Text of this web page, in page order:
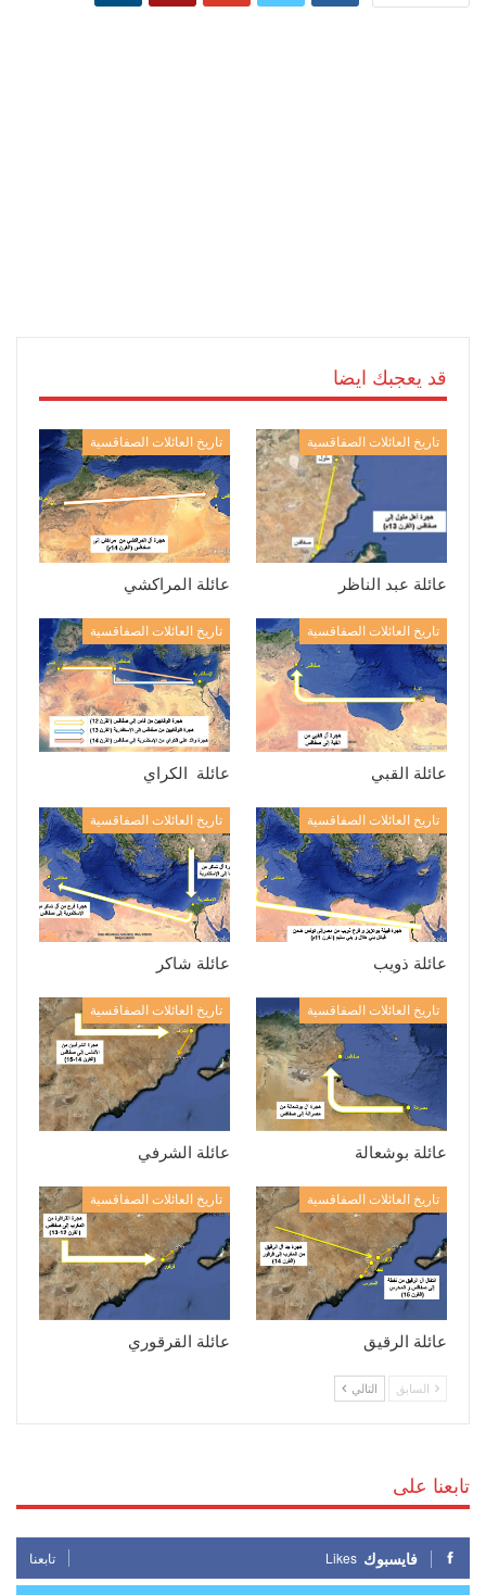
قد يعجبك ايضا
تاريخ العائلات الصفاقسية
عائلة عبد الناظر
تاريخ العائلات الصفاقسية
عائلة المراكشي
تاريخ العائلات الصفاقسية
عائلة القبي
تاريخ العائلات الصفاقسية
عائلة الكراي
تاريخ العائلات الصفاقسية
عائلة ذويب
تاريخ العائلات الصفاقسية
عائلة شاكر
تاريخ العائلات الصفاقسية
عائلة بوشعالة
تاريخ العائلات الصفاقسية
عائلة الشرفي
تاريخ العائلات الصفاقسية
عائلة الرقيق
تاريخ العائلات الصفاقسية
عائلة القرقوري
السابق التالي
تابعنا على
فايسبوك Likes تابعنا